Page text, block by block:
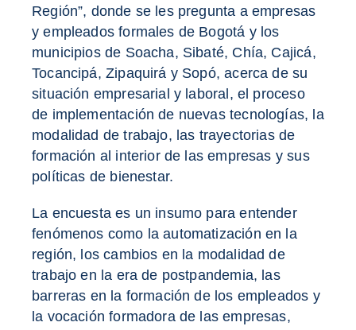
Región”, donde se les pregunta a empresas
y empleados formales de Bogotá y los
municipios de Soacha, Sibaté, Chía, Cajicá,
Tocancipá, Zipaquirá y Sopó, acerca de su
situación empresarial y laboral, el proceso
de implementación de nuevas tecnologías, la
modalidad de trabajo, las trayectorias de
formación al interior de las empresas y sus
políticas de bienestar.
La encuesta es un insumo para entender
fenómenos como la automatización en la
región, los cambios en la modalidad de
trabajo en la era de postpandemia, las
barreras en la formación de los empleados y
la vocación formadora de las empresas,